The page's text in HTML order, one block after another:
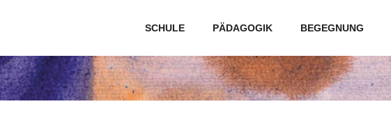
SCHULE PÄDAGOGIK BEGEGNUNG